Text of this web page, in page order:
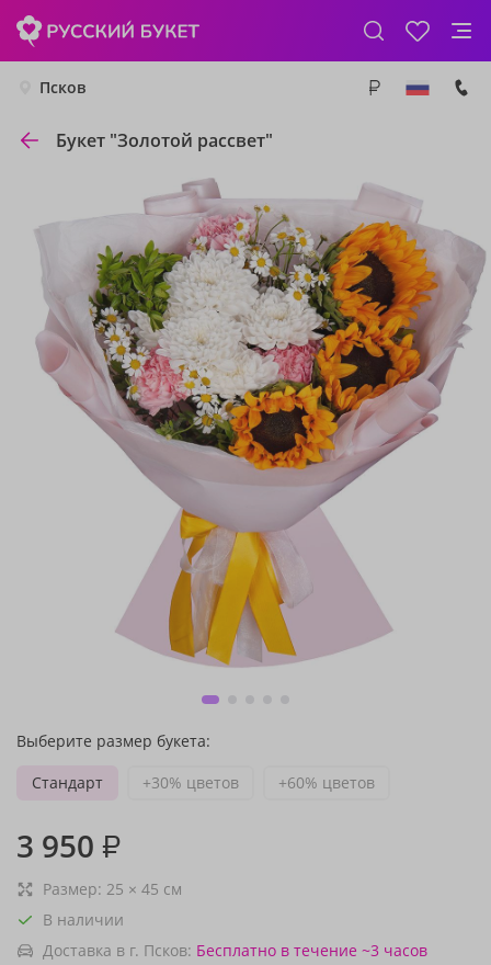
Псков
Букет "Золотой рассвет"
Выберите размер букета:
Стандарт
+30% цветов +60% цветов
3 950 ₽
Размер: 25 × 45 см
В наличии
Доставка в г. Псков: Бесплатно в течение ~3 часов